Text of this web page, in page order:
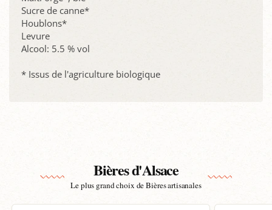
Sucre de canne*
Houblons*
Levure
Alcool: 5.5 % vol
* Issus de l'agriculture biologique
Bières d'Alsace
Le plus grand choix de Bières artisanales